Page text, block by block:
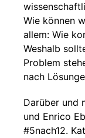
Wie können
allem: Wie
Weshalb
Problem
nach
Darüber und
und Enrico
#5nach12.